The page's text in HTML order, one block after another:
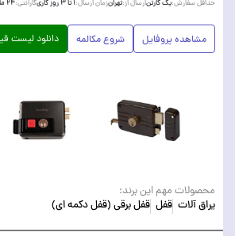
حداقل سفارش:یک کارتنارسال از:تهرانزمان ارسال:۱ تا ۳ روز کاری گارانتی:۲۴ ماهه
مشاهده پروفایل شروع مکالمه دانلود لیست
محصولات مهم این برند:
یراق آلات قفل قفل برقی (قفل دکمه ای)